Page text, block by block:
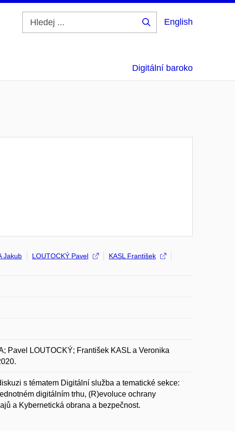
English
Digitální baroko
Jakub LOUTOCKÝ Pavel
KASL František
Pavel LOUTOCKÝ; František KASL a Veronika
s tématem Digitální služba a tematické sekce:
digitálním trhu, (R)evoluce ochrany
a Kybernetická obrana a bezpečnost.